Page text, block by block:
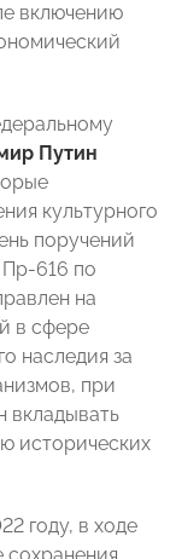
включению
Путин
культурного
поручений
616 по
на
в сфере
наследия за
при
вкладывать
исторических
году, в ходе